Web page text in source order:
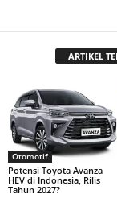
ARTIKEL
Otomotif
Potensi Toyota Avanza
HEV di Indonesia, Rilis
Tahun 2027?